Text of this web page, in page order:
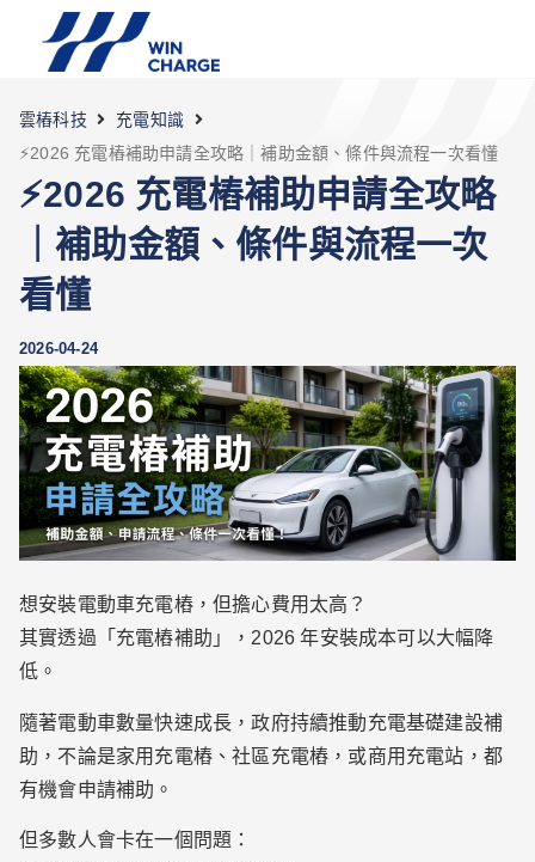
雲樁科技
充電知識
⚡2026 充電樁補助申請全攻略｜補助金額、條件與流程一次看懂
⚡2026 充電樁補助申請全攻略
｜補助金額、條件與流程一次
看懂
2026-04-24
想安裝電動車充電樁，但擔心費用太高？
其實透過「充電樁補助」，2026 年安裝成本可以大幅降
低。
隨著電動車數量快速成長，政府持續推動充電基礎建設補
助，不論是家用充電樁、社區充電樁，或商用充電站，都
有機會申請補助。
但多數人會卡在一個問題：